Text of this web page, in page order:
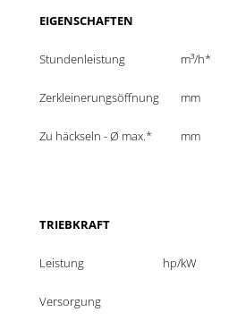
EIGENSCHAFTEN
Stundenleistung m³/h*
Zerkleinerungsöffnung mm
Zu häckseln - Ø max.* mm
TRIEBKRAFT
Leistung hp/kW
Versorgung